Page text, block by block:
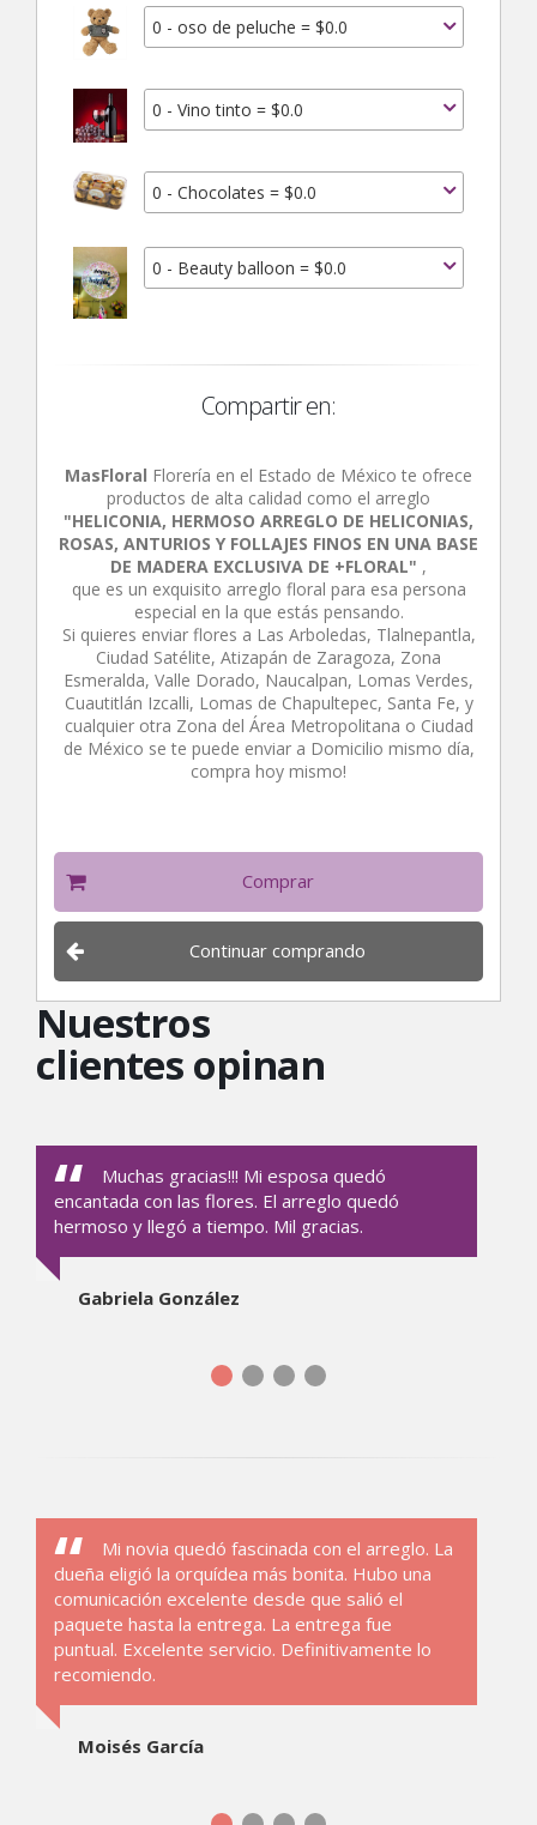
0 - oso de peluche = $0.0
0 - Vino tinto = $0.0
0 - Chocolates = $0.0
0 - Beauty balloon = $0.0
Compartir en:
MasFloral Florería en el Estado de México te ofrece
productos de alta calidad como el arreglo
"HELICONIA, HERMOSO ARREGLO DE HELICONIAS,
ROSAS, ANTURIOS Y FOLLAJES FINOS EN UNA BASE
DE MADERA EXCLUSIVA DE +FLORAL" ,
que es un exquisito arreglo floral para esa persona
especial en la que estás pensando.
Si quieres enviar flores a Las Arboledas, Tlalnepantla,
Ciudad Satélite, Atizapán de Zaragoza, Zona
Esmeralda, Valle Dorado, Naucalpan, Lomas Verdes,
Cuautitlán Izcalli, Lomas de Chapultepec, Santa Fe, y
cualquier otra Zona del Área Metropolitana o Ciudad
de México se te puede enviar a Domicilio mismo día,
compra hoy mismo!
Comprar
Continuar comprando
Nuestros
clientes opinan
Muchas gracias!!! Mi esposa quedó
encantada con las flores. El arreglo quedó
hermoso y llegó a tiempo. Mil gracias.
Gabriela González
Mi novia quedó fascinada con el arreglo. La
dueña eligió la orquídea más bonita. Hubo una
comunicación excelente desde que salió el
paquete hasta la entrega. La entrega fue
puntual. Excelente servicio. Definitivamente lo
recomiendo.
Moisés García